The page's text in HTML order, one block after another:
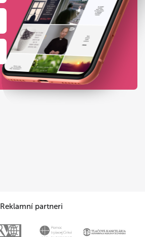
Reklamní partneri